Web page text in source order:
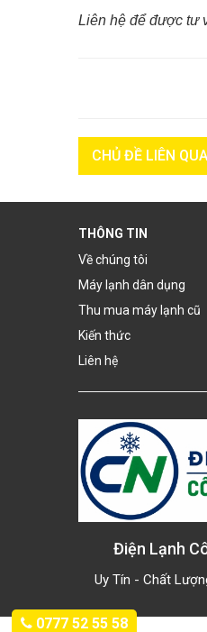
Liên hệ để được tư
CHỦ ĐỀ LIÊN
THÔNG TIN
Về chúng tôi
Máy lạnh dân dụng
Thu mua máy lạnh cũ
Kiến thức
Liên hệ
Điện Lạnh
Uy Tín - Chất
0777 52 55 58